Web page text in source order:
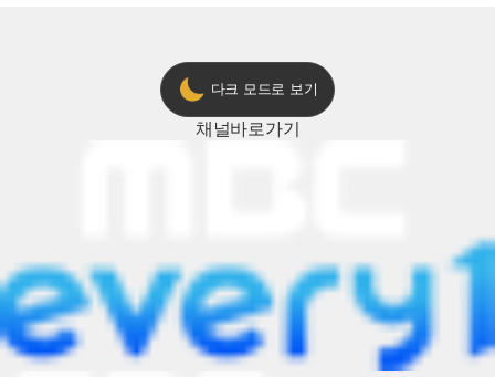
다크 모드로 보기
채널바로가기